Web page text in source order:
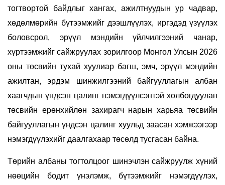
тогтвортой байдлыг хангах, ажилтнуудын ур чадвар,
хөдөлмөрийн бүтээмжийг дээшлүүлэх, иргэдэд үзүүлэх
боловсрол, эрүүл мэндийн үйлчилгээний чанар,
хүртээмжийг сайжруулах зорилгоор Монгол Улсын 2026
оны төсвийн тухай хуулиар багш, эмч, эрүүл мэндийн
ажилтан, эрдэм шинжилгээний байгууллагын албан
хаагчдын үндсэн цалинг нэмэгдүүлсэнтэй холбогдуулан
төсвийн ерөнхийлөн захирагч нарын харьяа төсвийн
байгууллагын үндсэн цалинг хуульд заасан хэмжээгээр
нэмэгдүүлэхийг даалгахаар төсөлд тусгасан байна.
Төрийн албаны тогтолцоог шинэчлэн сайжруулж хүний
нөөцийн бодит үнэлэмж, бүтээмжийг нэмэгдүүлэх,